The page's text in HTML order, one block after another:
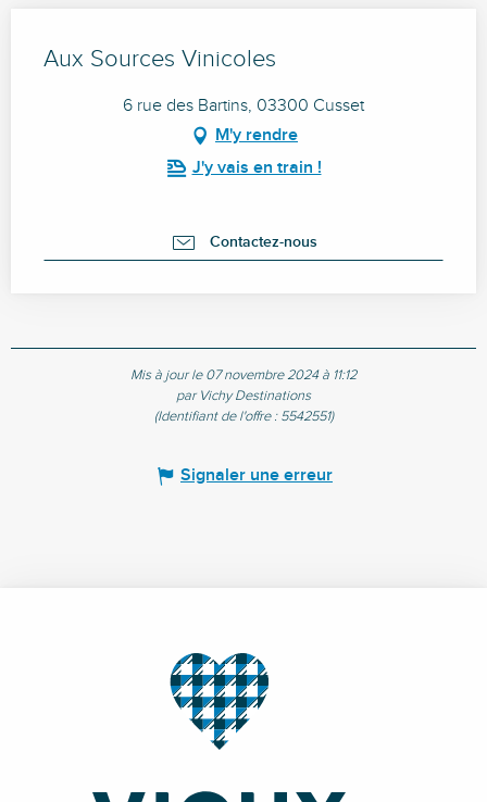
Aux Sources Vinicoles
6 rue des Bartins, 03300 Cusset
M'y rendre
J'y vais en train !
Contactez-nous
Mis à jour le 07 novembre 2024 à 11:12
par Vichy Destinations
(Identifiant de l'offre : 5542551)
Signaler une erreur